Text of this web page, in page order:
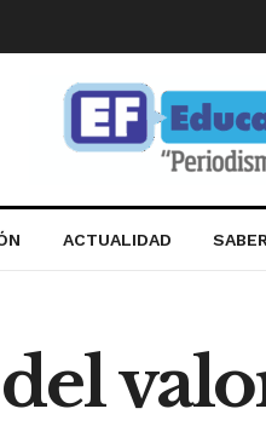
ACTUALIDAD